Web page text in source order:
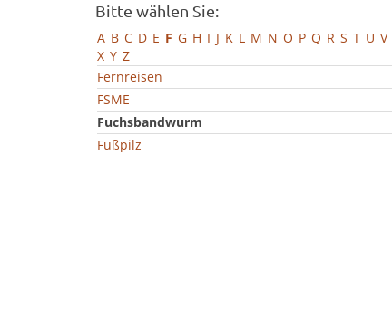
Bitte wählen Sie:
A B C D E F G H I J K L M N O P Q R S T U V
X Y Z
Fernreisen
FSME
Fuchsbandwurm
Fußpilz